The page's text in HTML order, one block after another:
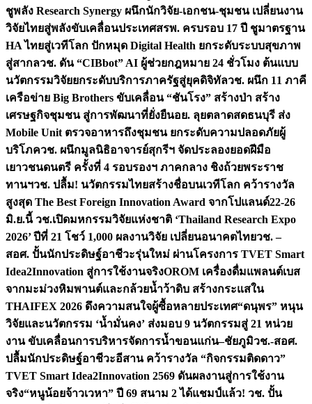
ชูพลัง Research Synergy ผนึกนักวิจัย-เอกชน-ชุมชน เปลี่ยนงาน
วิจัยไทยสู่พลังขับเคลื่อนประเทศสรพ. ครบรอบ 17 ปี ชูมาตรฐาน
HA ไทยสู่เวทีโลก ปักหมุด Digital Health ยกระดับระบบสุขภาพ
สู่สากลวช. ดัน “CIBbot” AI ผู้ช่วยกฎหมาย 24 ชั่วโมง ต้นแบบ
นวัตกรรมวิจัยยกระดับบริการภาครัฐสู่ยุคดิจิทัลวช. ผนึก 11 ภาคี
เครือข่าย Big Brothers ขับเคลื่อน “ชันโรง” สร้างป่า สร้าง
เศรษฐกิจชุมชน สู่การพัฒนาที่ยั่งยืนอย. ลุยตลาดสดธนบุรี ส่ง
Mobile Unit ตรวจอาหารถึงชุมชน ยกระดับความปลอดภัยผู้
บริโภควช. ผนึกมูลนิธิอาจารย์สุกรีฯ จัดประลองยอดฝีมือ
เยาวชนดนตรี ครั้งที่ 4 รอบรองฯ ภาคกลาง ชิงถ้วยพระราช
ทานฯวช. ปลื้ม! นวัตกรรมไทยสร้างชื่อบนเวทีโลก คว้ารางวัล
สูงสุด The Best Foreign Innovation Award จากโปแลนด์22-26
มิ.ย.นี้ วช.เปิดมหกรรมวิจัยแห่งชาติ ‘Thailand Research Expo
2026’ ปีที่ 21 โชว์ 1,000 ผลงานวิจัย เปลี่ยนอนาคตไทยวช. –
สอศ. ปั้นนักประดิษฐ์อาชีวะรุ่นใหม่ ผ่านโครงการ TVET Smart
Idea2Innovation สู่การใช้งานจริงOROM เครื่องดื่มแพลนต์เบส
จากมะม่วงหิมพานต์และกล้วยน้ำว้าดิบ สร้างกระแสใน
THAIFEX 2026 ดึงความสนใจผู้ซื้อหลายประเทศ“ดนุพร” หนุน
วิจัยและนวัตกรรม ‘น้ำมั่นคง’ ส่งมอบ 9 นวัตกรรมสู่ 21 หน่วย
งาน ขับเคลื่อนการบริหารจัดการน้ำขอนแก่น–ชัยภูมิวช.-สอศ.
ปลื้มนักประดิษฐ์อาชีวะอีสาน คว้ารางวัล “กิจกรรมติดดาว”
TVET Smart Idea2Innovation 2569 ดันผลงานสู่การใช้งาน
จริง“หนูน้อยจ้าวเวหา” ปี 69 สนาม 2 ได้แชมป์แล้ว! วช. ปั้น